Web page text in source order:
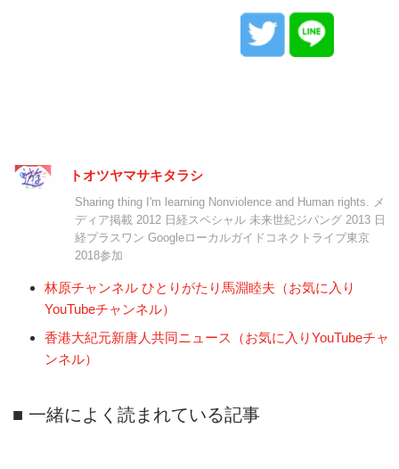
トオツヤマサキタラシ
Sharing thing I'm learning Nonviolence and Human rights. メ
ディア掲載 2012 日経スペシャル 未来世紀ジパング 2013 日
経プラスワン Googleローカルガイドコネクトライブ東京
2018参加
林原チャンネル ひとりがたり馬淵睦夫（お気に入り
YouTubeチャンネル）
香港大紀元新唐人共同ニュース（お気に入りYouTubeチャ
ンネル）
一緒によく読まれている記事